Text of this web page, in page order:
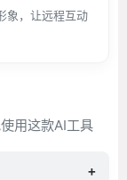
象，让远程互动
用这款AI工具
+